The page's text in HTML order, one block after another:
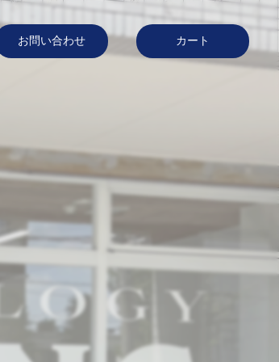
お問い合わせ カート